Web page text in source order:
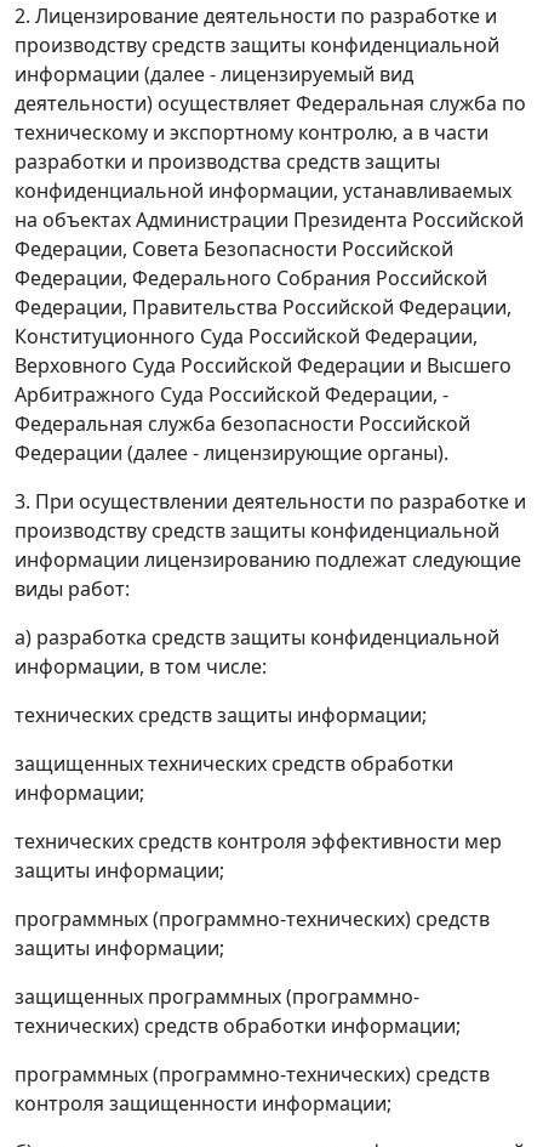
2. Лицензирование деятельности по разработке и
производству средств защиты конфиденциальной
информации (далее - лицензируемый вид
деятельности) осуществляет Федеральная служба по
техническому и экспортному контролю, а в части
разработки и производства средств защиты
конфиденциальной информации, устанавливаемых
на объектах Администрации Президента Российской
Федерации, Совета Безопасности Российской
Федерации, Федерального Собрания Российской
Федерации, Правительства Российской Федерации,
Конституционного Суда Российской Федерации,
Верховного Суда Российской Федерации и Высшего
Арбитражного Суда Российской Федерации, -
Федеральная служба безопасности Российской
Федерации (далее - лицензирующие органы).
3. При осуществлении деятельности по разработке и
производству средств защиты конфиденциальной
информации лицензированию подлежат следующие
виды работ:
а) разработка средств защиты конфиденциальной
информации, в том числе:
технических средств защиты информации;
защищенных технических средств обработки
информации;
технических средств контроля эффективности мер
защиты информации;
программных (программно-технических) средств
защиты информации;
защищенных программных (программно-
технических) средств обработки информации;
программных (программно-технических) средств
контроля защищенности информации;